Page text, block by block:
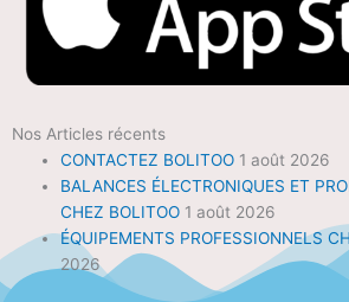
Nos Articles récents
CONTACTEZ BOLITOO 1 août 2026
BALANCES ÉLECTRONIQUES ET
CHEZ BOLITOO 1 août 2026
ÉQUIPEMENTS PROFESSIONNELS
2026